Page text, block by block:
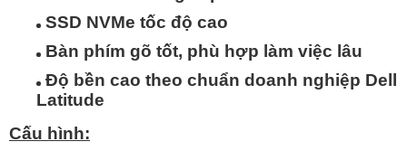
SSD NVMe tốc độ cao
Bàn phím gõ tốt, phù hợp làm việc lâu
Độ bền cao theo chuẩn doanh nghiệp Dell
Latitude
Cấu hình: